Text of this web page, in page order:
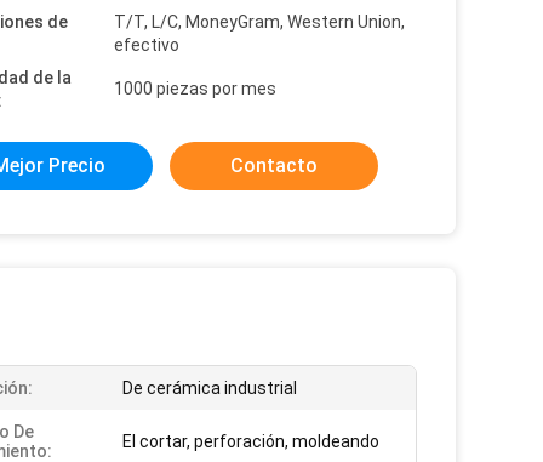
de
T/T, L/C, MoneyGram, Western Union,
efectivo
de la
1000 piezas por mes
Precio Contacto
De cerámica industrial
De
El cortar, perforación, moldeando